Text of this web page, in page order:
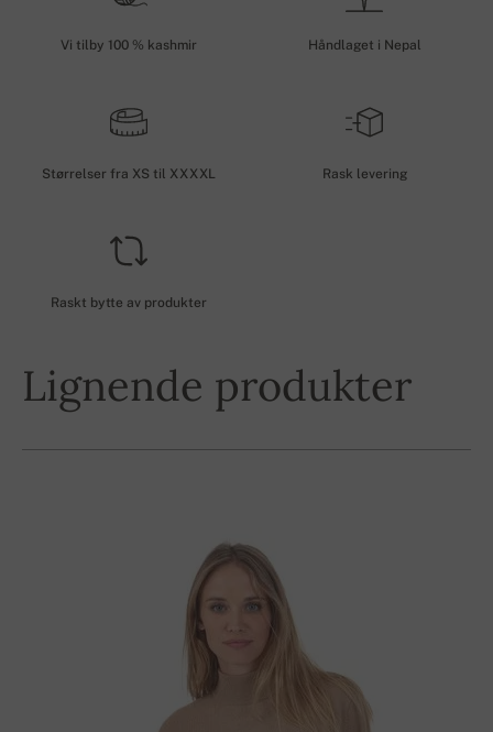
Vi tilby 100 % kashmir Håndlaget i Nepal
Størrelser fra XS til XXXXL Rask levering
Raskt bytte av produkter
Lignende produkter